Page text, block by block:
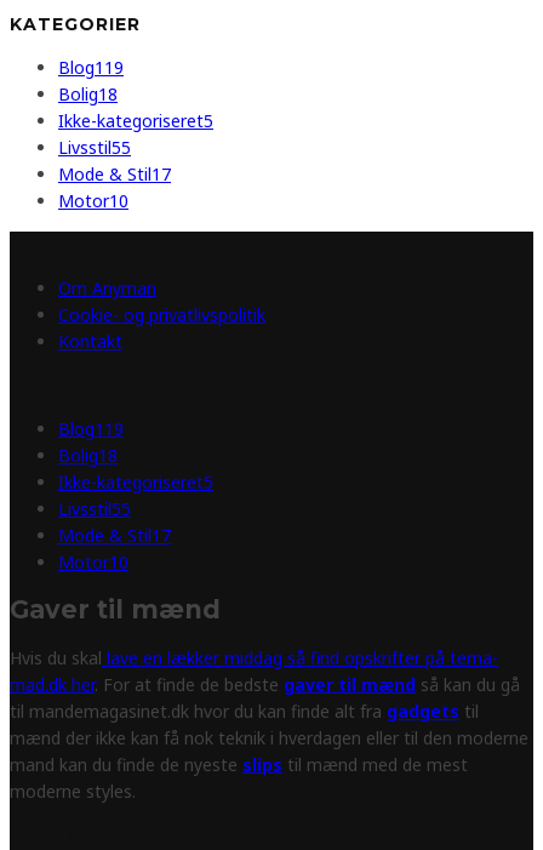
KATEGORIER
Blog119
Bolig18
Ikke-kategoriseret5
Livsstil55
Mode & Stil17
Motor10
Om Anyman
Cookie- og privatlivspolitik
Kontakt
Blog119
Bolig18
Ikke-kategoriseret5
Livsstil55
Mode & Stil17
Motor10
Gaver til mænd
Hvis du skal lave en lækker middag så find opskrifter på tema-
mad.dk her. For at finde de bedste gaver til mænd så kan du gå
til mandemagasinet.dk hvor du kan finde alt fra gadgets til
mænd der ikke kan få nok teknik i hverdagen eller til den moderne
mand kan du finde de nyeste slips til mænd med de mest
moderne styles.